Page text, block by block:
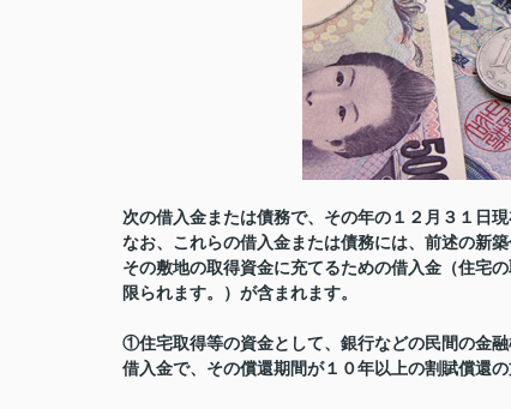
次の借入金または債務で、その年の１２月３１日
なお、これらの借入金または債務には、前述の新
その敷地の取得資金に充てるための借入金（住宅
限られます。）が含まれます。
①住宅取得等の資金として、銀行などの民間の金
借入金で、その償還期間が１０年以上の割賦償還の